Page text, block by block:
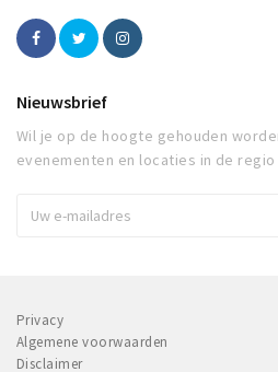
Nieuwsbrief
Wil je op de hoogte gehouden
evenementen en locaties in de regio
Privacy
Algemene voorwaarden
Disclaimer